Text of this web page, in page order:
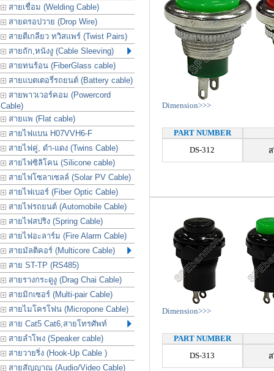
สายเชื่อม (Welding Cable)
สายดรอปวาย (Drop Wire)
สายตีเกลียว ทวิสแพร์ (Twist Pairs)
สายถัก,หนังงู (Cable Sleeving)
สายทนร้อน (FiberGlass cable)
สายแบตเตอรี่รถยนต์ (Battery cable)
สายพาวเวอร์คอม (Powercord
Cable)
สายแพ (Flat cable)
สายไฟแบน H07VVH6-F
สายไฟคู่, ดำ-แดง (Twins Cable)
สายไฟซิลิโคน (Silicone cable)
สายไฟโซลาเซลล์ (Solar PV Cable)
สายไฟเบอร์ (Fiber Optic Cable)
สายไฟรถยนต์ (Automobile Cable)
สายไฟสปริง (Spring Cable)
สายไฟอะลาร์ม (Fire Alarm Cable)
สายมัลติคอร์ (Multicore Cable)
สาย ST-TP (RS485)
สายรางกระดูงู (Drag Chai Cable)
สายมิกเซอร์ (Multi-pair Cable)
สายไมโครโฟน (Micropone Cable)
สาย Cat5 Cat6,สายโทรศัพท์
สายลำโพง (Speaker cable)
สายวายริ่ง (Hook-Up Cable )
สายสัญญาณ (Audio/Video Cable)
Dimension>>>
PART NUMBER
DS-312
Dimension>>>
PART NUMBER
DS-313